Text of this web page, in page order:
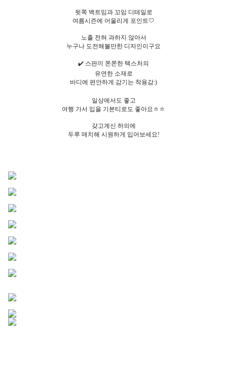
뒷쪽 백트임과 꼬임 디테일로
여름시즌에 어울리게 포인트🤍
노출 전혀 과하지 않아서
누구나 도전해볼만한 디자인이구요
✔️ 스판끼 쫀쫀한 텍스처의
유연한 소재로
바디에 편안하게 감기는 착용감:)
일상에서도 좋고
여행 가서 입을 기본티로도 좋아요ㅎㅎ
갖고계신 하의에
두루 매치해 시원하게 입어보세요!